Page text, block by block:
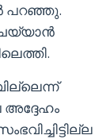
പറഞ്ഞു.